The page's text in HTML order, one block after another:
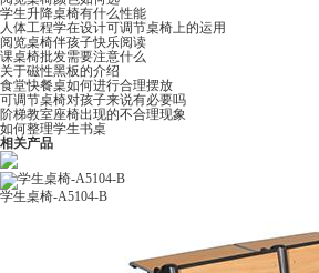
学生升降桌椅有什么性能
人体工程学在设计可调节桌椅上的运用
阅览桌椅伴孩子快乐阅读
课桌椅批发需要注意什么
关于磁性黑板的介绍
食堂快餐桌如何进行合理摆放
可调节桌椅对孩子来说有必要吗
阶梯教室座椅出现的不合理现象
如何整理学生书桌
相关产品
学生桌椅-A5104-B